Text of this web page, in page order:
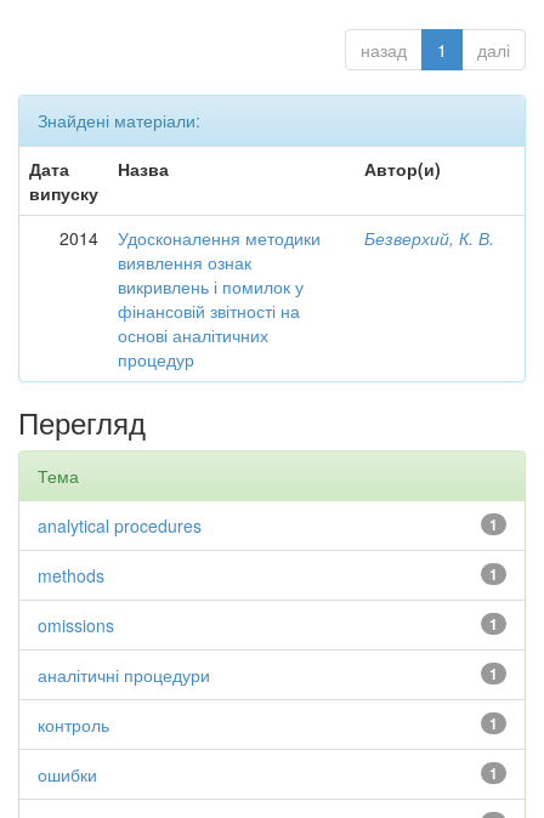
назад 1 далі
Знайдені матеріали:
Дата
випуску
Назва Автор(и)
2014
Удосконалення методики
виявлення ознак
викривлень і помилок у
фінансовій звітності на
основі аналітичних
процедур
Безверхий, К. В.
Перегляд
Тема
1
analytical procedures
1
methods
1
omissions
1
аналітичні процедури
1
контроль
1
ошибки